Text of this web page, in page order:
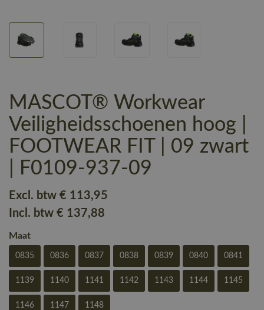
MASCOT® Workwear
Veiligheidsschoenen hoog |
FOOTWEAR FIT | 09 zwart
| F0109-937-09
Excl. btw € 113,95
Incl. btw € 137,88
Maat
0835 0836 0837 0838 0839 0840 0841
1139 1140 1141 1142 1143 1144 1145
1146 1147 1148